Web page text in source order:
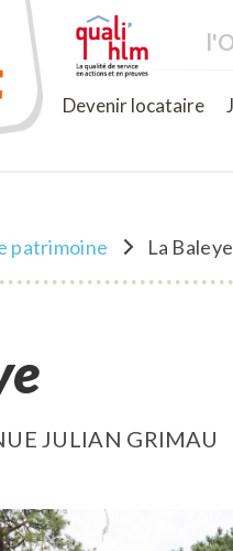
Devenir locataire
patrimoine La Baleye
JULIAN GRIMAU